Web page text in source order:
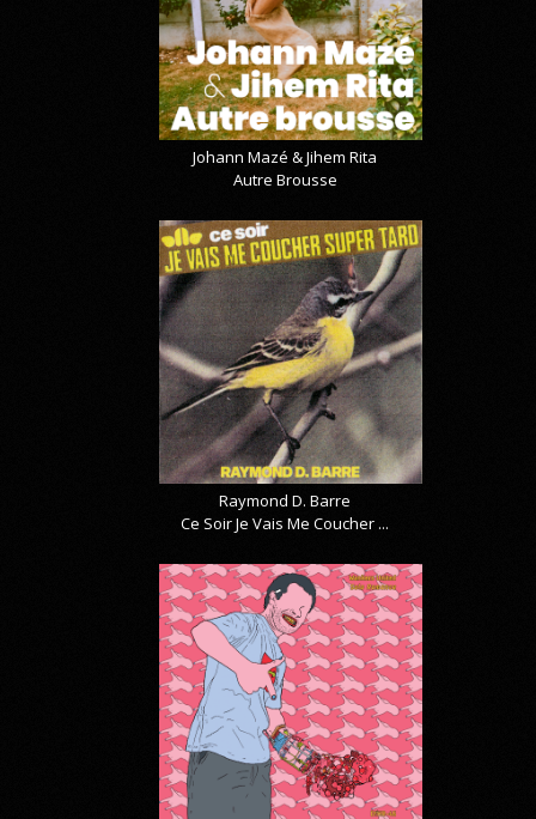
Johann Mazé & Jihem Rita
Autre Brousse
Raymond D. Barre
Ce Soir Je Vais Me Coucher ...